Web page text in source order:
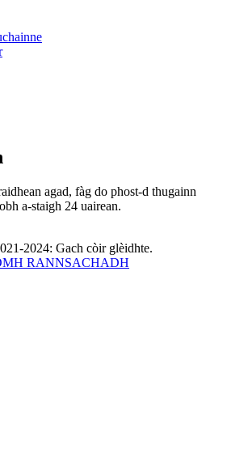
agad, fàg do phost-d thugainn
a-staigh 24 uairean.
2024: Gach còir glèidhte.
RANNSACHADH